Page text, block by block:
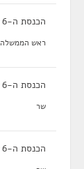
הכנסת ה-6 מ-22/11/1965 עד 12/01/1966
ראש הממשלה
הכנסת ה-6 מ-22/11/1965 עד 12/01/1966
שר
הכנסת ה-6 מ-22/11/1965 עד 12/01/1966